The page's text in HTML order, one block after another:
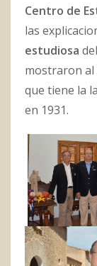
Centro de
las
estudiosa
mostraron al
que tiene la
en 1931.